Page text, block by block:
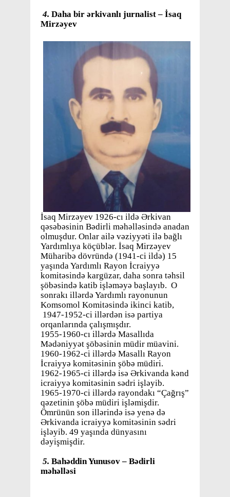
4. Daha bir ərkivanlı jurnalist – İsaq
Mirzəyev
İsaq Mirzəyev 1926-cı ildə Ərkivan
qəsəbəsinin Bədirli məhəlləsində anadan
olmuşdur. Onlar ailə vəziyyəti ilə bağlı
Yardımlıya köçüblər. İsaq Mirzəyev
Müharibə dövründə (1941-ci ildə) 15
yaşında Yardımlı Rayon İcraiyyə
komitəsində kargüzar, daha sonra təhsil
şöbəsində katib işləməyə başlayıb. O
sonrakı illərdə Yardımlı rayonunun
Komsomol Komitəsində ikinci katib,
1947-1952-ci illərdən isə partiya
orqanlarında çalışmışdır.
1955-1960-cı illərdə Masallıda
Mədəniyyət şöbəsinin müdir müavini.
1960-1962-ci illərdə Masallı Rayon
İcraiyyə komitəsinin şöbə müdiri.
1962-1965-ci illərdə isə Ərkivanda kənd
icraiyyə komitəsinin sədri işləyib.
1965-1970-ci illərdə rayondakı “Çağrış”
qəzetinin şöbə müdiri işləmişdir.
Ömrünün son illərində isə yenə də
Ərkivanda icraiyyə komitəsinin sədri
işləyib. 49 yaşında dünyasını
dəyişmişdir.
5. Bahəddin Yunusov – Bədirli
məhəlləsi